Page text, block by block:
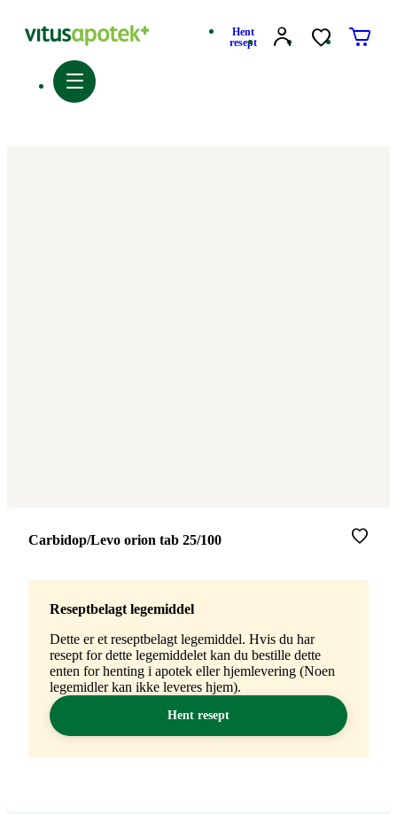
Hent
resept
Merke:
Carbidop/Levo orion tab 25/100
Reseptbelagt legemiddel
Dette er et reseptbelagt legemiddel. Hvis du har
resept for dette legemiddelet kan du bestille dette
enten for henting i apotek eller hjemlevering (Noen
legemidler kan ikke leveres hjem).
Hent resept